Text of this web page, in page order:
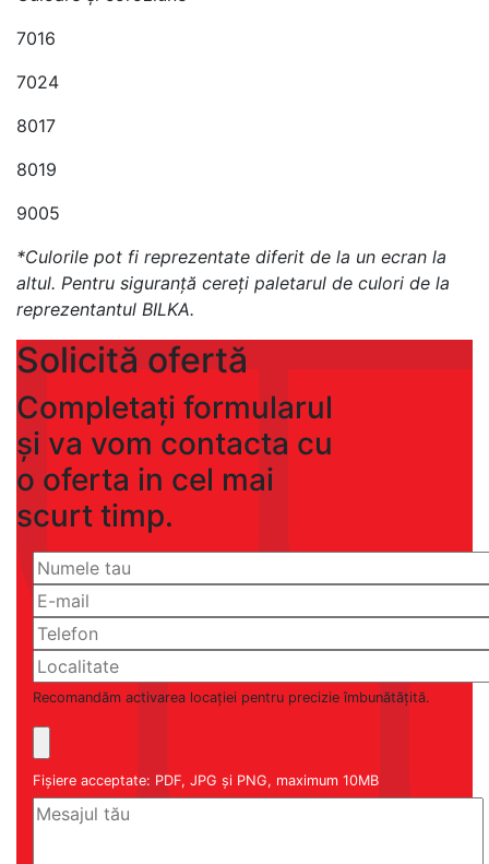
7016
7024
8017
8019
9005
*Culorile pot fi reprezentate diferit de la un ecran la
altul. Pentru siguranţă cereţi paletarul de culori de la
reprezentantul BILKA.
Solicită ofertă
Completați formularul
și va vom contacta cu
o oferta in cel mai
scurt timp.
Recomandăm activarea locației pentru precizie îmbunătățită.
Fișiere acceptate: PDF, JPG și PNG, maximum 10MB